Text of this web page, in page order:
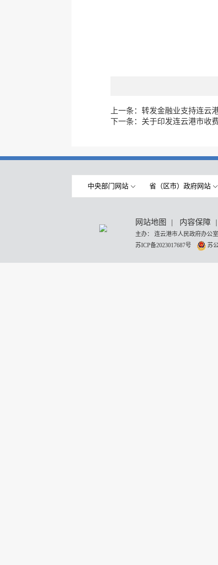
上一条： 转发金融业支持连云
下一条： 关于印发连云港市收
中央部门网站 省（区市）政府网站
网站地图 | 内容保障 |
主办： 连云港市人民政府办
苏ICP备2023017687号
苏